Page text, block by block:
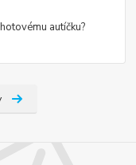
autíčku?